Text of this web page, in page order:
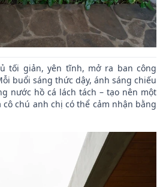
tối giản, yên tĩnh, mở ra ban công
buổi sáng thức dậy, ánh sáng chiếu
nước hồ cá lách tách – tạo nên một
chú anh chị có thể cảm nhận bằng